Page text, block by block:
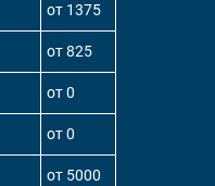
от 1375
от 825
от 0
от 0
от 5000